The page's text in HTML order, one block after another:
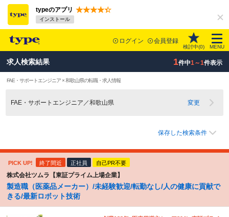
typeのアプリ
インストール
ログイン 会員登録
検討中(0) MENU
求人検索結果 1件中1～1件表示
FAE・サポートエンジニア × 和歌山県の転職・求人情報
FAE・サポートエンジニア／和歌山県 変更
保存した検索条件
PICK UP! 終了間近 正社員 自己PR不要
株式会社ツムラ【東証プライム上場企業】
製造職（医薬品メーカー）/未経験歓迎/転勤なし/人の健康に貢献で
きる/最新ロボット技術